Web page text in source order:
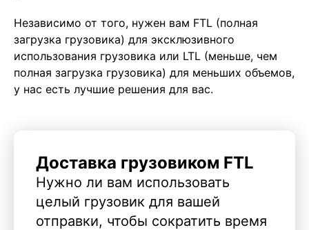
Независимо от того, нужен вам FTL (полная
загрузка грузовика) для эксклюзивного
использования грузовика или LTL (меньше, чем
полная загрузка грузовика) для меньших объемов,
у нас есть лучшие решения для вас.
Доставка грузовиком FTL
Нужно ли вам использовать
целый грузовик для вашей
отправки, чтобы сократить время